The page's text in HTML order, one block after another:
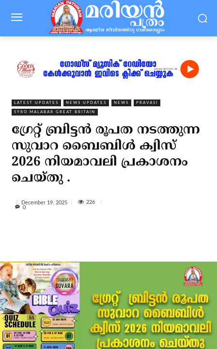
LATEST UPDATES NEWS UPDATES NEWS PRAVASI
SYRO MALABAR GREAT BRITAIN
ഗ്രേറ്റ് ബ്രിട്ടൻ രൂപത നടത്തുന്ന
സുവാറ ബൈബിൾ ക്വിസ്
2026 നിയമാവലി പ്രകാശനം
ചെയ്തു .
December 19, 2025
226
0